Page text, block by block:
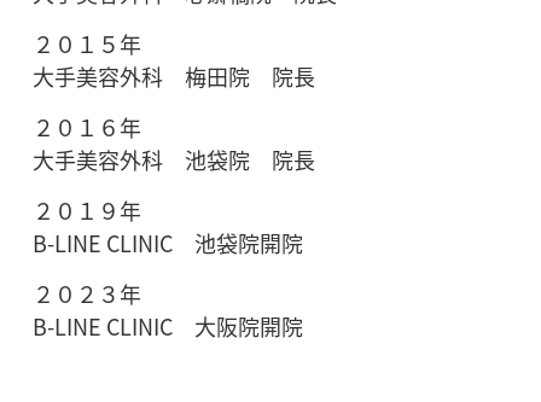
２０１５年
大手美容外科 梅田院 院長
２０１６年
大手美容外科 池袋院 院長
２０１９年
B-LINE CLINIC 池袋院開院
２０２３年
B-LINE CLINIC 大阪院開院